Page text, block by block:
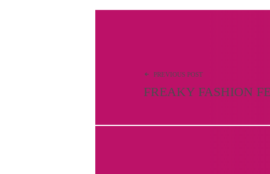
Beitragsnavigation
PREVIOUS POST
FREAKY FASHION